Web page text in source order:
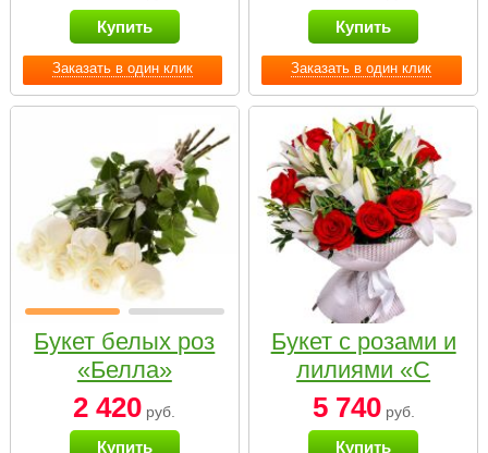
Заказать в один клик
Купить
Заказать в один клик
Купить
Букет белых роз
«Белла»
2 420 руб.
Купить
Букет с розами и
лилиями «С
наилучшими
пожеланиями»
5 740руб.
Купить